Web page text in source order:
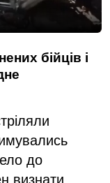
бійців і
до
визнати